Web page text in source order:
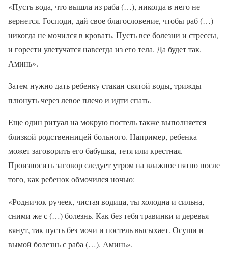
«Пусть вода, что вышла из раба (…), никогда в него не
вернется. Господи, дай свое благословение, чтобы раб (…)
никогда не мочился в кровать. Пусть все болезни и стрессы,
и горести улетучатся навсегда из его тела. Да будет так.
Аминь».
Затем нужно дать ребенку стакан святой воды, трижды
плюнуть через левое плечо и идти спать.
Еще один ритуал на мокрую постель также выполняется
близкой родственницей больного. Например, ребенка
может заговорить его бабушка, тетя или крестная.
Произносить заговор следует утром на влажное пятно после
того, как ребенок обмочился ночью:
«Родничок-ручеек, чистая водица, ты холодна и сильна,
сними же с (…) болезнь. Как без тебя травинки и деревья
вянут, так пусть без мочи и постель высыхает. Осуши и
вымой болезнь с раба (…). Аминь».